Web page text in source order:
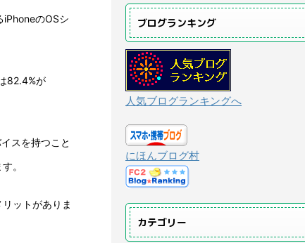
iPhoneのOSシ
82.4%が
スを持つこと
。
ットがありま
ブログランキング
人気ブログランキングへ
にほんブログ村
カテゴリー